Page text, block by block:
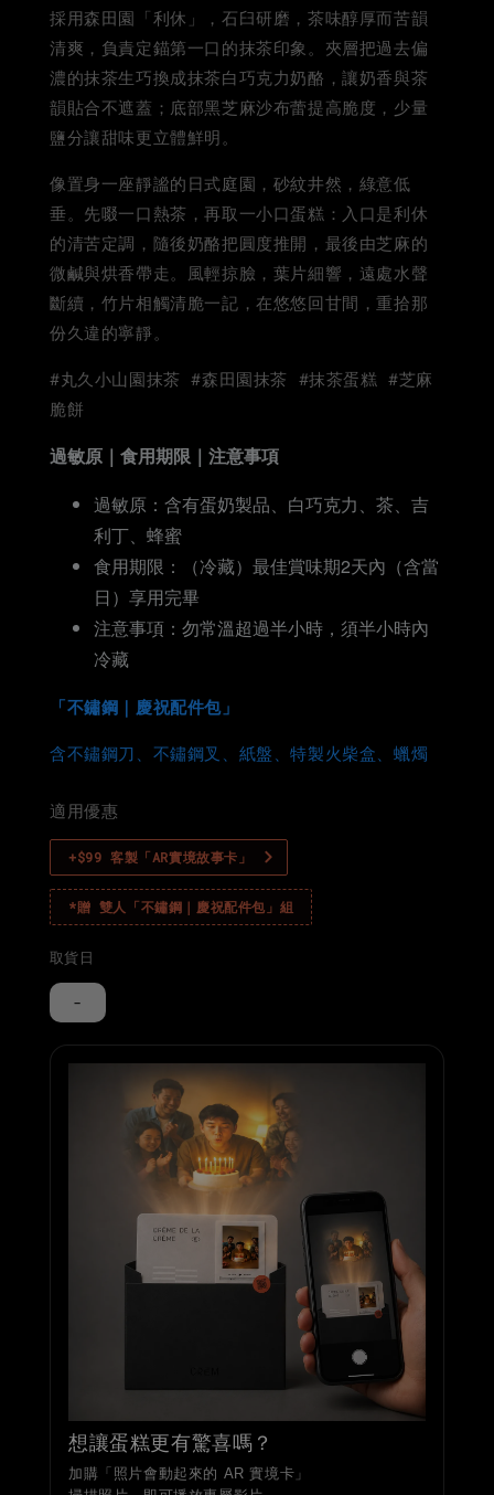
採用森田園「利休」，石臼研磨，茶味醇厚而苦韻
清爽，負責定錨第一口的抹茶印象。夾層把過去偏
濃的抹茶生巧換成抹茶白巧克力奶酪，讓奶香與茶
韻貼合不遮蓋；底部黑芝麻沙布蕾提高脆度，少量
鹽分讓甜味更立體鮮明。
像置身一座靜謐的日式庭園，砂紋井然，綠意低
垂。先啜一口熱茶，再取一小口蛋糕：入口是利休
的清苦定調，隨後奶酪把圓度推開，最後由芝麻的
微鹹與烘香帶走。風輕掠臉，葉片細響，遠處水聲
斷續，竹片相觸清脆一記，在悠悠回甘間，重拾那
份久違的寧靜。
#丸久小山園抹茶 #森田園抹茶 #抹茶蛋糕 #芝麻
脆餅
過敏原｜食用期限｜注意事項
過敏原：含有蛋奶製品、白巧克力、茶、吉
利丁、蜂蜜
食用期限：（冷藏）最佳賞味期2天內（含當
日）享用完畢
注意事項：勿常溫超過半小時，須半小時內
冷藏
「不鏽鋼｜慶祝配件包」
含不鏽鋼刀、不鏽鋼叉、紙盤、特製火柴盒、蠟燭
適用優惠
+$99 客製「AR實境故事卡」
*贈 雙人「不鏽鋼｜慶祝配件包」組
取貨日
-
想讓蛋糕更有驚喜嗎？
加購「照片會動起來的 AR 實境卡」